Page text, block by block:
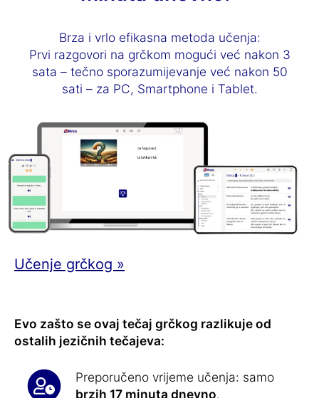
Brza i vrlo efikasna metoda učenja:
Prvi razgovori na grčkom mogući već nakon 3
sata – tečno sporazumijevanje već nakon 50
sati – za PC, Smartphone i Tablet.
Učenje grčkog »
Evo zašto se ovaj tečaj grčkog razlikuje od
ostalih jezičnih tečajeva:
Preporučeno vrijeme učenja: samo
brzih 17 minuta dnevno.